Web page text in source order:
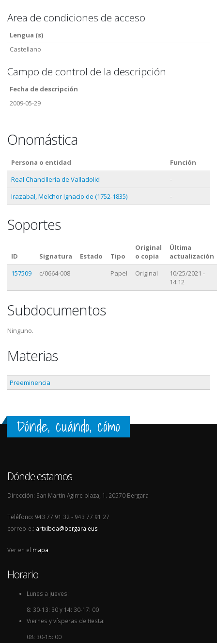
Area de condiciones de acceso
Lengua (s)
Castellano
Campo de control de la descripción
Fecha de descripción
2009-05-29
Onomástica
Persona o entidad
Función
Real Chancillería de Valladolid
-
Irazabal, Melchor Ignacio de (1752-1835)
-
Soportes
ID Signatura Estado Tipo
Original
o copia
Última
actualización
157509
c/0664-008 Papel Original
10/25/2021 -
14:12
Subdocumentos
Ninguno.
Materias
Preeminencia
Dónde, cuándo, cómo
Dónde estamos
Dirección: San Martin Agirre plaza, 1. 20570 Bergara
Teléfono: 943 77 91 32 - 943 77 91 27
correo-e.: artxiboa@bergara.eus
Ver en el mapa
Horario
Lunes a jueves:
8: 30-13: 30 y 14: 30-17: 00
Viernes y vísperas de fiesta:
08: 30-15: 00